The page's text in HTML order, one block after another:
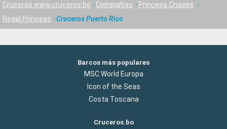
Cruceros www.cruceros.bo Compañías
Princess Cruises
Regal Princess
Cruceros Puerto Rico
Barcos más populares
MSC World Europa
Icon of the Seas
Costa Toscana
Cruceros.bo